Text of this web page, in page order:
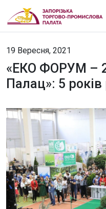
19 Вересня, 2021
«ЕКО ФОРУМ –
Палац»: 5